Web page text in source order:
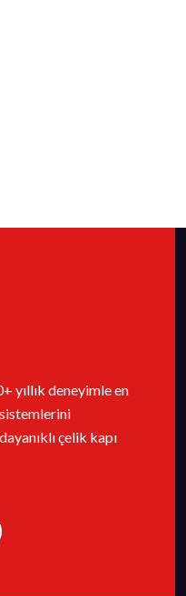
yıllık deneyimle en
çelik kapı